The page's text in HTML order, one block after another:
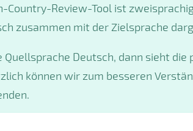
Country-Review-Tool ist
zusammen mit der Zielsprache
Quellsprache Deutsch, dann sieht
können wir zum besseren